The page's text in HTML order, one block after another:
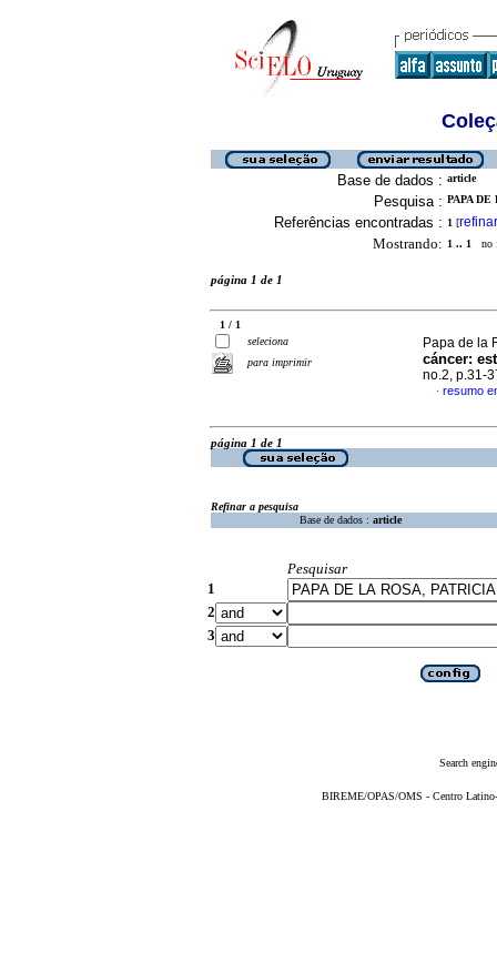
Base de dados : article
Pesquisa : PAPA
Referências encontradas : 1 [refinar
Mostrando: 1 .. 1 no
página 1 de 1
1 / 1
seleciona
para imprimir
Papa de la
cáncer:
no.2, p.31-
· resumo
página 1 de 1
Refinar a pesquisa
Base de dados : article
Pesquisar
1
2
3
Search
BIREME/OPAS/OMS - Centro Latino-